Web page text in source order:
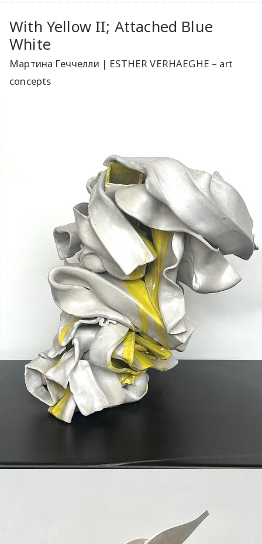
With Yellow II; Attached Blue
White
Мартина Геччелли | ESTHER VERHAEGHE – art
concepts